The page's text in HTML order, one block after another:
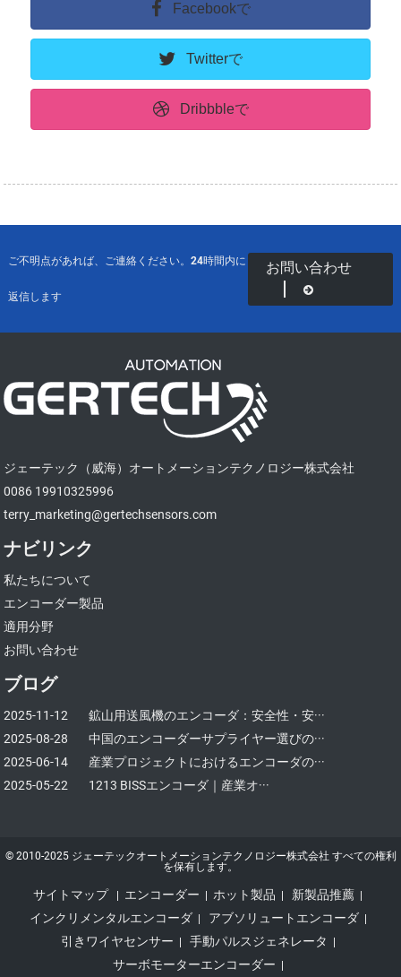
Facebookで
Twitterで
Dribbbleで
ご不明点があれば、ご連絡ください。24時間内に
返信します
お問い合わせ
ジェーテック（威海）オートメーションテクノロジー株式会社
0086 19910325996
terry_marketing@gertechsensors.com
ナビリンク
私たちについて
エンコーダー製品
適用分野
お問い合わせ
ブログ
2025-11-12
鉱山用送風機のエンコーダ：安全性・安···
2025-08-28
中国のエンコーダーサプライヤー選びの···
2025-06-14
産業プロジェクトにおけるエンコーダの···
2025-05-22
1213 BISSエンコーダ｜産業オ···
© 2010-2025 ジェーテックオートメーションテクノロジー株式会社 すべての権利
を保有します。
サイトマップ エンコーダー ホット製品 新製品推薦
インクリメンタルエンコーダ アブソリュートエンコーダ
引きワイヤセンサー 手動パルスジェネレータ
サーボモーターエンコーダー